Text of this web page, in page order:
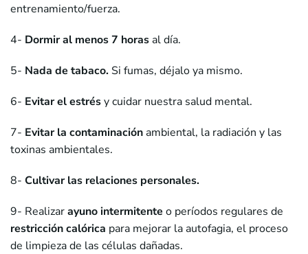
entrenamiento/fuerza.
4- Dormir al menos 7 horas al día.
5- Nada de tabaco. Si fumas, déjalo ya mismo.
6- Evitar el estrésy cuidar nuestra salud mental.
7- Evitar la contaminación ambiental, la radiación y las
toxinas ambientales.
8- Cultivar las relaciones personales.
9- Realizarayuno intermitente o períodos regulares de
restricción calórica para mejorar la autofagia, el proceso
de limpieza de las células dañadas.